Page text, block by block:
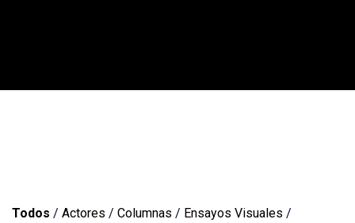
Todos / Actores / Columnas / Ensayos Visuales /